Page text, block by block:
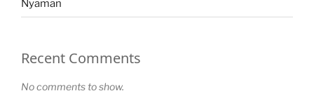
Nyaman
Recent Comments
No comments to show.